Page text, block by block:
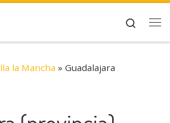
de herramientas
Search
la Mancha » Guadalajara